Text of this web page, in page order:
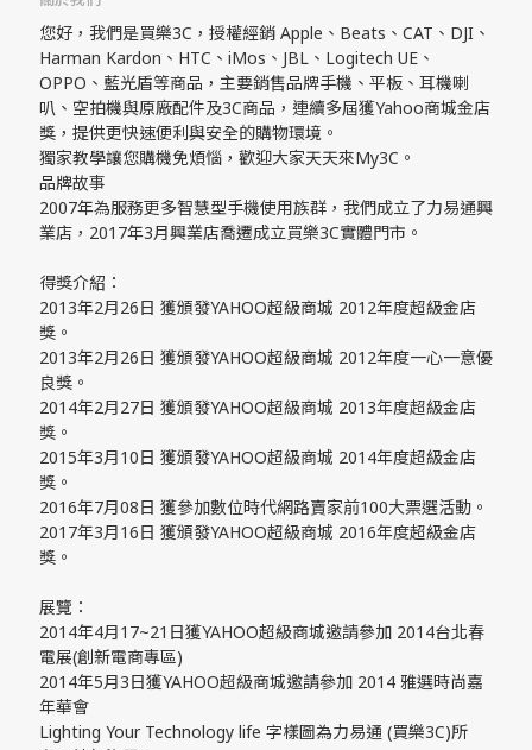
您好，我們是買樂3C，授權經銷 Apple、Beats、CAT、DJI、
Harman Kardon、HTC、iMos、JBL、Logitech UE、
OPPO、藍光盾等商品，主要銷售品牌手機、平板、耳機喇
叭、空拍機與原廠配件及3C商品，連續多屆獲Yahoo商城金店
獎，提供更快速便利與安全的購物環境。
獨家教學讓您購機免煩惱，歡迎大家天天來My3C。
品牌故事
2007年為服務更多智慧型手機使用族群，我們成立了力易通興
業店，2017年3月興業店喬遷成立買樂3C實體門市。
得獎介紹：
2013年2月26日 獲頒發YAHOO超級商城 2012年度超級金店
獎。
2013年2月26日 獲頒發YAHOO超級商城 2012年度一心一意優
良獎。
2014年2月27日 獲頒發YAHOO超級商城 2013年度超級金店
獎。
2015年3月10日 獲頒發YAHOO超級商城 2014年度超級金店
獎。
2016年7月08日 獲參加數位時代網路賣家前100大票選活動。
2017年3月16日 獲頒發YAHOO超級商城 2016年度超級金店
獎。
展覽：
2014年4月17~21日獲YAHOO超級商城邀請參加 2014台北春
電展(創新電商專區)
2014年5月3日獲YAHOO超級商城邀請參加 2014 雅選時尚嘉
年華會
Lighting Your Technology life 字樣圖為力易通 (買樂3C)所